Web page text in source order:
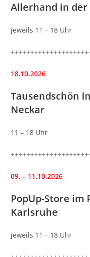
Allerhand in
jeweils 11 – 18 Uhr
18.10.2026
Tausendschön
Neckar
11 – 18 Uhr
09. – 11.10.2026
PopUp-Store
Karlsruhe
jeweils 11 – 18 Uhr